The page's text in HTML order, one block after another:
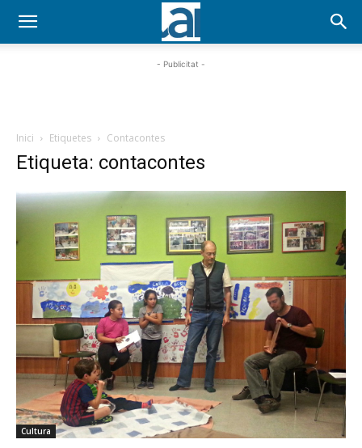
- Publicitat -
Inici Etiquetes Contacontes
Etiqueta: contacontes
Cultura